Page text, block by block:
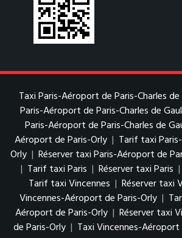
Taxi Paris-Aéroport de Paris-Charles de
Paris-Aéroport de Paris-Charles de
Paris-Aéroport de Paris-Charles de
Aéroport de Paris-Orly | Tarif taxi
Orly | Réserver taxi Paris-Aéroport de
| Tarif taxi Paris | Réserver taxi Paris |
Tarif taxi Vincennes | Réserver taxi
Vincennes-Aéroport de Paris-Orly |
Aéroport de Paris-Orly | Réserver taxi
de Paris-Orly | Taxi Vincennes-Aéroport